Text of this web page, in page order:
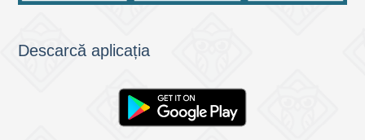
Descarcă aplicația